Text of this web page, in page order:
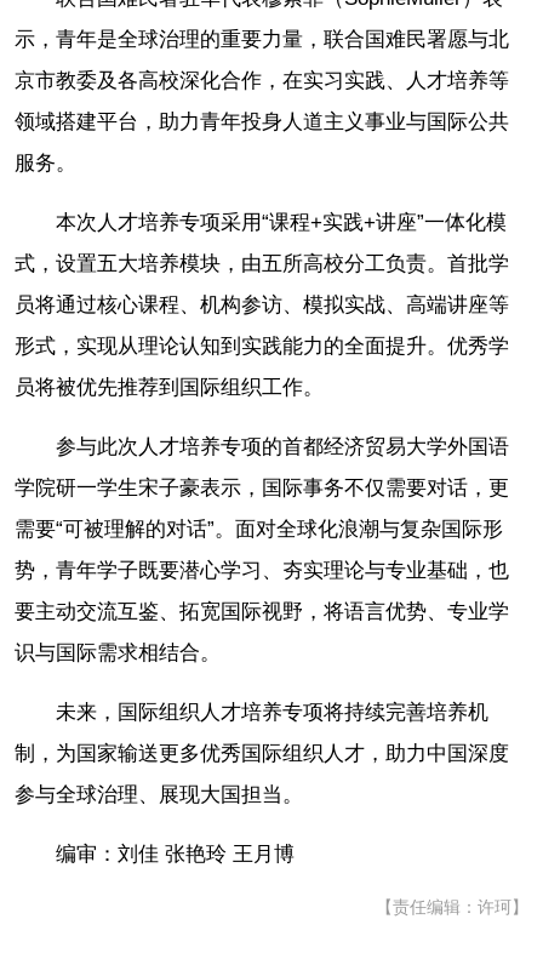
示，青年是全球治理的重要力量，联合国难民署愿与北
京市教委及各高校深化合作，在实习实践、人才培养等
领域搭建平台，助力青年投身人道主义事业与国际公共
服务。
本次人才培养专项采用“课程+实践+讲座”一体化模
式，设置五大培养模块，由五所高校分工负责。首批学
员将通过核心课程、机构参访、模拟实战、高端讲座等
形式，实现从理论认知到实践能力的全面提升。优秀学
员将被优先推荐到国际组织工作。
参与此次人才培养专项的首都经济贸易大学外国语
学院研一学生宋子豪表示，国际事务不仅需要对话，更
需要“可被理解的对话”。面对全球化浪潮与复杂国际形
势，青年学子既要潜心学习、夯实理论与专业基础，也
要主动交流互鉴、拓宽国际视野，将语言优势、专业学
识与国际需求相结合。
未来，国际组织人才培养专项将持续完善培养机
制，为国家输送更多优秀国际组织人才，助力中国深度
参与全球治理、展现大国担当。
编审：刘佳 张艳玲 王月博
【责任编辑：许珂】